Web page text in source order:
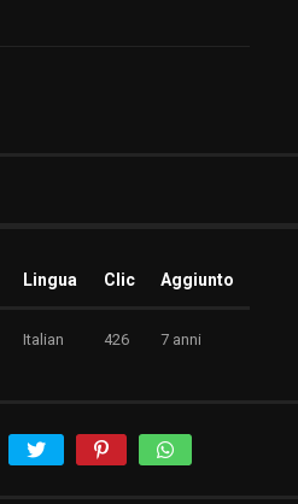
Lingua Clic Aggiunto
Italian 426 7 anni